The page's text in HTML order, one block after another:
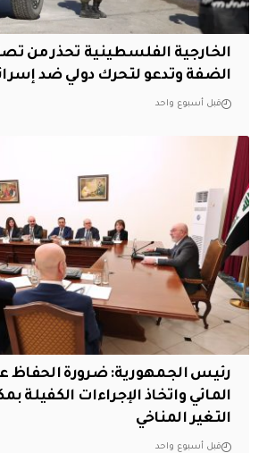
الخارجية الفلسطينية تحذر من
الضفة وتدعو لتحرك دولي ضد
قبل أسبوع واحد
رئيس الجمهورية: ضرورة الحفاظ
المائي واتخاذ الإجراءات الكفيلة
التغير المناخي
قبل أسبوع واحد